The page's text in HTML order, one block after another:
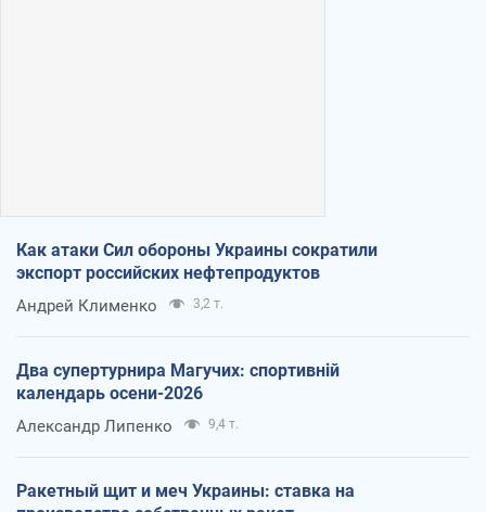
Как атаки Сил обороны Украины сократили
экспорт российских нефтепродуктов
Андрей Клименко 3,2 т.
Два супертурнира Магучих: спортивній
календарь осени-2026
Александр Липенко 9,4 т.
Ракетный щит и меч Украины: ставка на